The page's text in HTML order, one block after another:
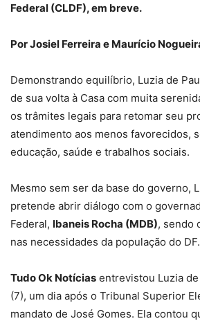
Federal (CLDF), em breve.
Por Josiel Ferreira e Maurício
Demonstrando equilíbrio, Luzia de
de sua volta à Casa com muita
os trâmites legais para retomar seu
atendimento aos menos favorecidos,
educação, saúde e trabalhos sociais.
Mesmo sem ser da base do governo,
pretende abrir diálogo com o
Federal, Ibaneis Rocha (MDB), sendo
nas necessidades da população do DF.
Tudo Ok Notícias entrevistou Luzia
(7), um dia após o Tribunal Superior
mandato de José Gomes. Ela contou